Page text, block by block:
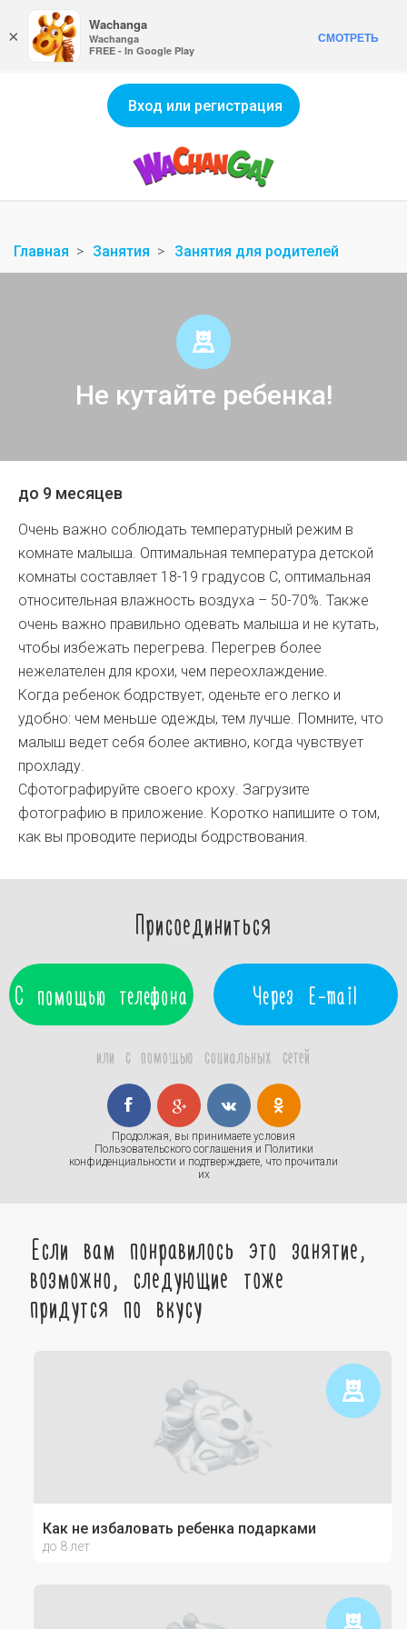
Вход или регистрация
Главная Занятия Занятия для родителей
Не кутайте ребенка!
до 9 месяцев
Очень важно соблюдать температурный режим в
комнате малыша. Оптимальная температура детской
комнаты составляет 18-19 градусов С, оптимальная
относительная влажность воздуха – 50-70%. Также
очень важно правильно одевать малыша и не кутать,
чтобы избежать перегрева. Перегрев более
нежелателен для крохи, чем переохлаждение.
Когда ребенок бодрствует, оденьте его легко и
удобно: чем меньше одежды, тем лучше. Помните, что
малыш ведет себя более активно, когда чувствует
прохладу.
Сфотографируйте своего кроху. Загрузите
фотографию в приложение. Коротко напишите о том,
как вы проводите периоды бодрствования.
Присоединиться
С помощью телефона Через E-mail
или с помощью социальных сетей
Продолжая, вы принимаете условия
Пользовательского соглашения и Политики
конфиденциальности и подтверждаете, что прочитали
их
Если вам понравилось это занятие,
возможно, следующие тоже
придутся по вкусу
Как не избаловать ребенка подарками
до 8 лет
×
Wachanga
Wachanga
FREE - In Google Play
СМОТРЕТЬ